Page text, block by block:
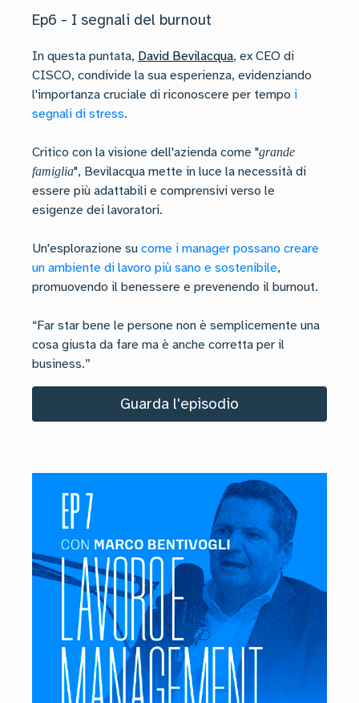
Ep6 - I segnali del burnout
In questa puntata, David Bevilacqua, ex CEO di
CISCO, condivide la sua esperienza, evidenziando
l'importanza cruciale di riconoscere per tempo i
segnali di stress.
Critico con la visione dell'azienda come "grande
famiglia", Bevilacqua mette in luce la necessità di
essere più adattabili e comprensivi verso le
esigenze dei lavoratori.
Un'esplorazione su come i manager possano creare
un ambiente di lavoro più sano e sostenibile,
promuovendo il benessere e prevenendo il burnout.
“Far star bene le persone non è semplicemente una
cosa giusta da fare ma è anche corretta per il
business.”
Guarda l'episodio